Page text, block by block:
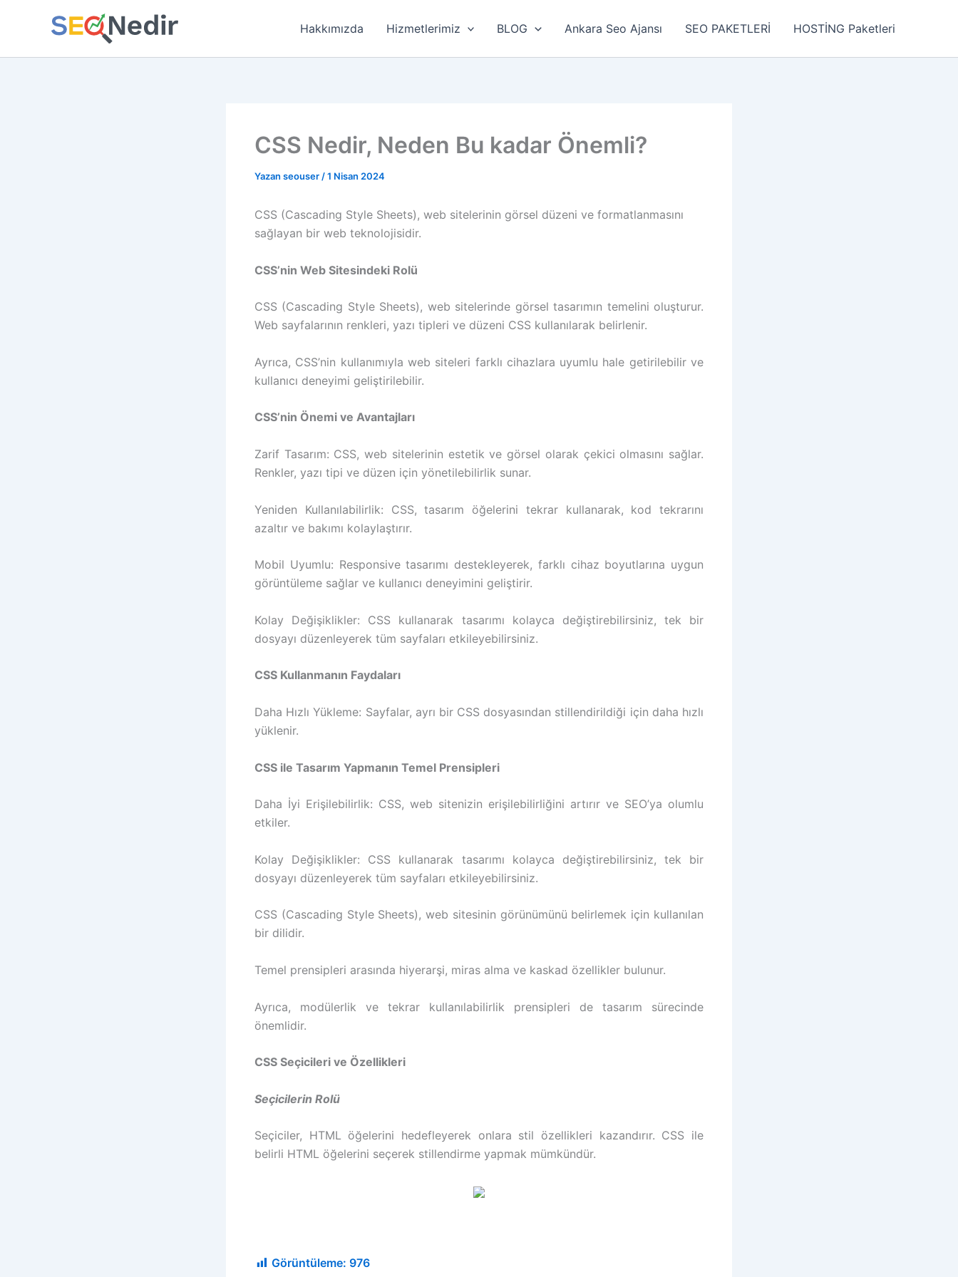
Hakkımızda Hizmetlerimiz BLOG Ankara Seo Ajansı SEO PAKETLERİ HOSTİNG Paketleri
CSS Nedir, Neden Bu kadar Önemli?
Yazan seouser /1 Nisan 2024
CSS (Cascading Style Sheets), web sitelerinin görsel düzeni ve formatlanmasını
sağlayan bir web teknolojisidir.
CSS’nin Web Sitesindeki Rolü
CSS (Cascading Style Sheets), web sitelerinde görsel tasarımın temelini oluşturur.
Web sayfalarının renkleri, yazı tipleri ve düzeni CSS kullanılarak belirlenir.
Ayrıca, CSS’nin kullanımıyla web siteleri farklı cihazlara uyumlu hale getirilebilir ve
kullanıcı deneyimi geliştirilebilir.
CSS’nin Önemi ve Avantajları
Zarif Tasarım: CSS, web sitelerinin estetik ve görsel olarak çekici olmasını sağlar.
Renkler, yazı tipi ve düzen için yönetilebilirlik sunar.
Yeniden Kullanılabilirlik: CSS, tasarım öğelerini tekrar kullanarak, kod tekrarını
azaltır ve bakımı kolaylaştırır.
Mobil Uyumlu: Responsive tasarımı destekleyerek, farklı cihaz boyutlarına uygun
görüntüleme sağlar ve kullanıcı deneyimini geliştirir.
Kolay Değişiklikler: CSS kullanarak tasarımı kolayca değiştirebilirsiniz, tek bir
dosyayı düzenleyerek tüm sayfaları etkileyebilirsiniz.
CSS Kullanmanın Faydaları
Daha Hızlı Yükleme: Sayfalar, ayrı bir CSS dosyasından stillendirildiği için daha hızlı
yüklenir.
CSS ile Tasarım Yapmanın Temel Prensipleri
Daha İyi Erişilebilirlik: CSS, web sitenizin erişilebilirliğini artırır ve SEO’ya olumlu
etkiler.
Kolay Değişiklikler: CSS kullanarak tasarımı kolayca değiştirebilirsiniz, tek bir
dosyayı düzenleyerek tüm sayfaları etkileyebilirsiniz.
CSS (Cascading Style Sheets), web sitesinin görünümünü belirlemek için kullanılan
bir dilidir.
Temel prensipleri arasında hiyerarşi, miras alma ve kaskad özellikler bulunur.
Ayrıca, modülerlik ve tekrar kullanılabilirlik prensipleri de tasarım sürecinde
önemlidir.
CSS Seçicileri ve Özellikleri
Seçicilerin Rolü
Seçiciler, HTML öğelerini hedefleyerek onlara stil özellikleri kazandırır. CSS ile
belirli HTML öğelerini seçerek stillendirme yapmak mümkündür.
Görüntüleme: 976